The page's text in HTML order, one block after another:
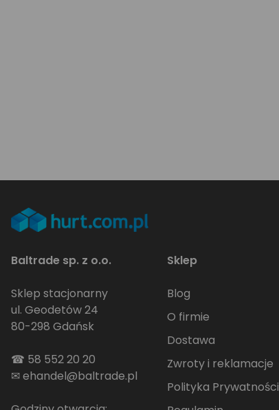
Baltrade sp. z o.o.
Sklep stacjonarny
ul. Geodetów 24
80-298 Gdańsk
☎ 58 552 20 20
✉ehandel@baltrade.pl
Sklep
Blog
O firmie
Dostawa
Zwroty i reklamacje
Polityka Prywatności